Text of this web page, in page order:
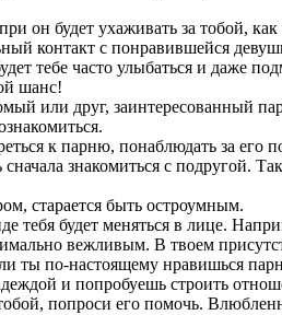
он будет ухаживать за тобой, как
контакт с понравившейся
тебе часто улыбаться и даже
шанс!
или друг, заинтересованный
к парню, понаблюдать за его
знакомиться с подругой.
старается быть остроумным.
будет меняться в лице.
вежливым. В твоем
ты по-настоящему нравишься
и попробуешь строить
попроси его помочь.